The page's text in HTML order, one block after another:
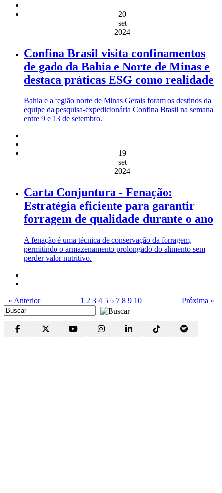
20
set
2024
Confina Brasil visita confinamentos
de gado da Bahia e Norte de Minas e
destaca práticas ESG como realidade
Bahia e a região norte de Minas Gerais foram os destinos da
equipe da pesquisa-expedicionária Confina Brasil na semana
entre 9 e 13 de setembro.
19
set
2024
Carta Conjuntura - Fenação:
Estratégia eficiente para garantir
forragem de qualidade durante o ano
A fenação é uma técnica de conservação da forragem,
permitindo o armazenamento prolongado do alimento sem
perder valor nutritivo.
« Anterior 1 2 3 4 5 6 7 8 9 10 Próxima »